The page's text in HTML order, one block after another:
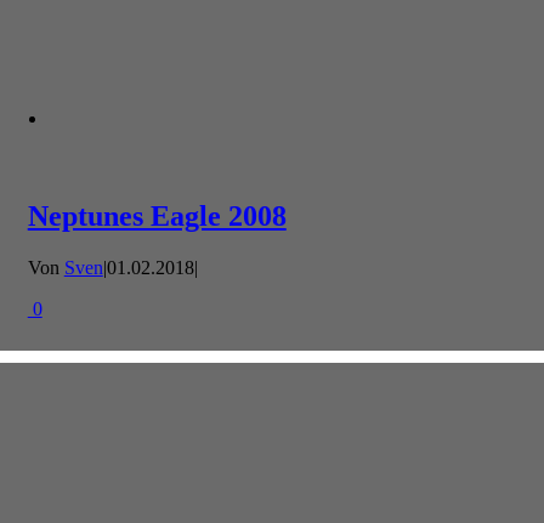
Neptunes Eagle 2008
Von Sven|01.02.2018|
0